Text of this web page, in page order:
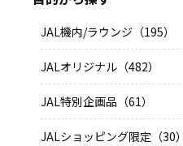
JAL機内/ラウンジ（195）
JALオリジナル（482）
JAL特別企画品（61）
JALショッピング限定（30）